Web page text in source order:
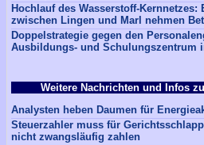
Weitere Nachrichten und Infos
Analysten heben Daumen für
Steuerzahler muss für
nicht zwangsläufig zahlen
Hochlauf des Wasserstoff-Kernnetzes:
zwischen Lingen und Marl nehmen
Doppelstrategie gegen den
Ausbildungs- und Schulungszentrum